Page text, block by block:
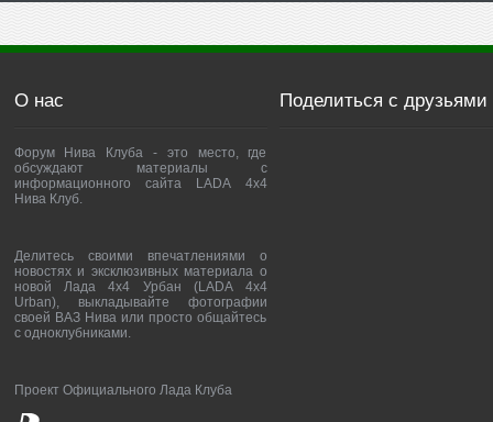
О нас
Форум Нива Клуба - это место, где
обсуждают материалы с
информационного сайта LADA 4x4
Нива Клуб.
Делитесь своими впечатлениями о
новостях и эксклюзивных материала о
новой Лада 4х4 Урбан (LADA 4x4
Urban), выкладывайте фотографии
своей ВАЗ Нива или просто общайтесь
с одноклубниками.
Проект Официального Лада Клуба
Поделиться с друзьями